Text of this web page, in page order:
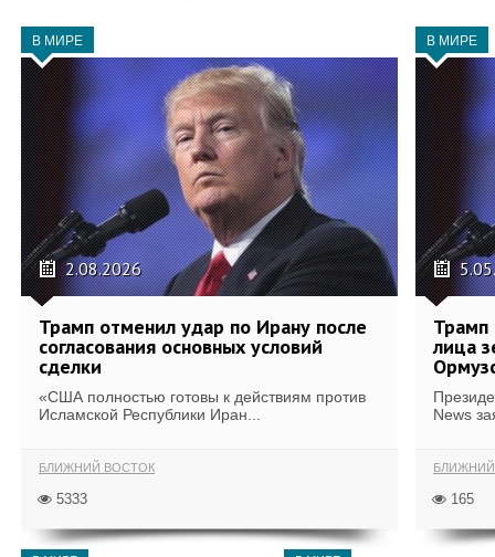
В МИРЕ
2.08.2026
Трамп отменил удар по Ирану после
согласования основных условий
сделки
«США полностью готовы к действиям против
Исламской Республики Иран...
БЛИЖНИЙ ВОСТОК
5333
В МИРЕ
Трамп
лица
News
165